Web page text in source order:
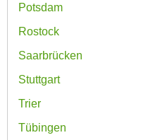
Potsdam
Rostock
Saarbrücken
Stuttgart
Trier
Tübingen